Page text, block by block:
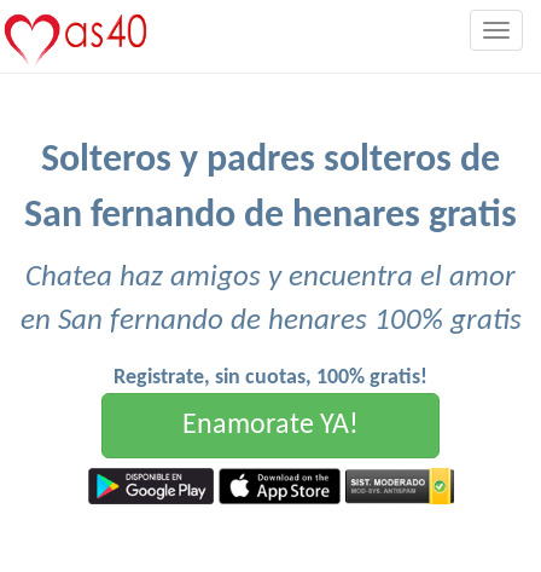
Solteros y padres solteros de
San fernando de henares gratis
Chatea haz amigos y encuentra el amor
en San fernando de henares 100% gratis
Registrate, sin cuotas, 100% gratis!
Enamorate YA!